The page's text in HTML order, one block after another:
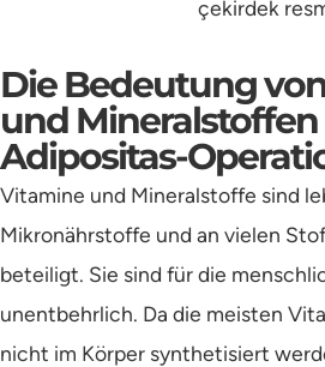
Die Bedeutung
und
Adipositas-
Vitamine und Mineralstoffe sind
Mikronährstoffe und an vielen
beteiligt. Sie sind für die
unentbehrlich. Da die meisten
nicht im Körper synthetisiert